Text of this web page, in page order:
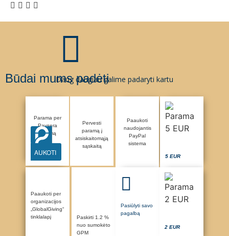
Būdai mums padėti
Daug daugiau galime padaryti kartu
Parama per
Paysera
sistemą
AUKOTI
Pervesti
paramą į
atsiskaitomąją
sąskaitą
Paaukoti
naudojantis
PayPal
sistema
5 EUR
Paaukoti per
organizacijos
„GlobalGiving“
tinklalapį
Paskirti 1.2 %
nuo sumokėto
GPM
Pasiūlyti savo
pagalbą
2 EUR